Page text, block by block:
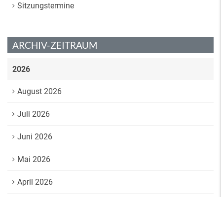
Sitzungstermine
ARCHIV-ZEITRAUM
2026
August 2026
Juli 2026
Juni 2026
Mai 2026
April 2026